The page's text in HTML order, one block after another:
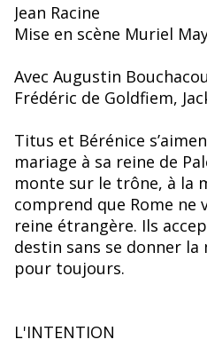
Jean Racine
Mise en scène Muriel
Avec Augustin
Frédéric de Goldfiem,
Titus et Bérénice
mariage à sa reine de
monte sur le trône, à la
comprend que Rome ne
reine étrangère. Ils
destin sans se donner
pour toujours.
L'INTENTION